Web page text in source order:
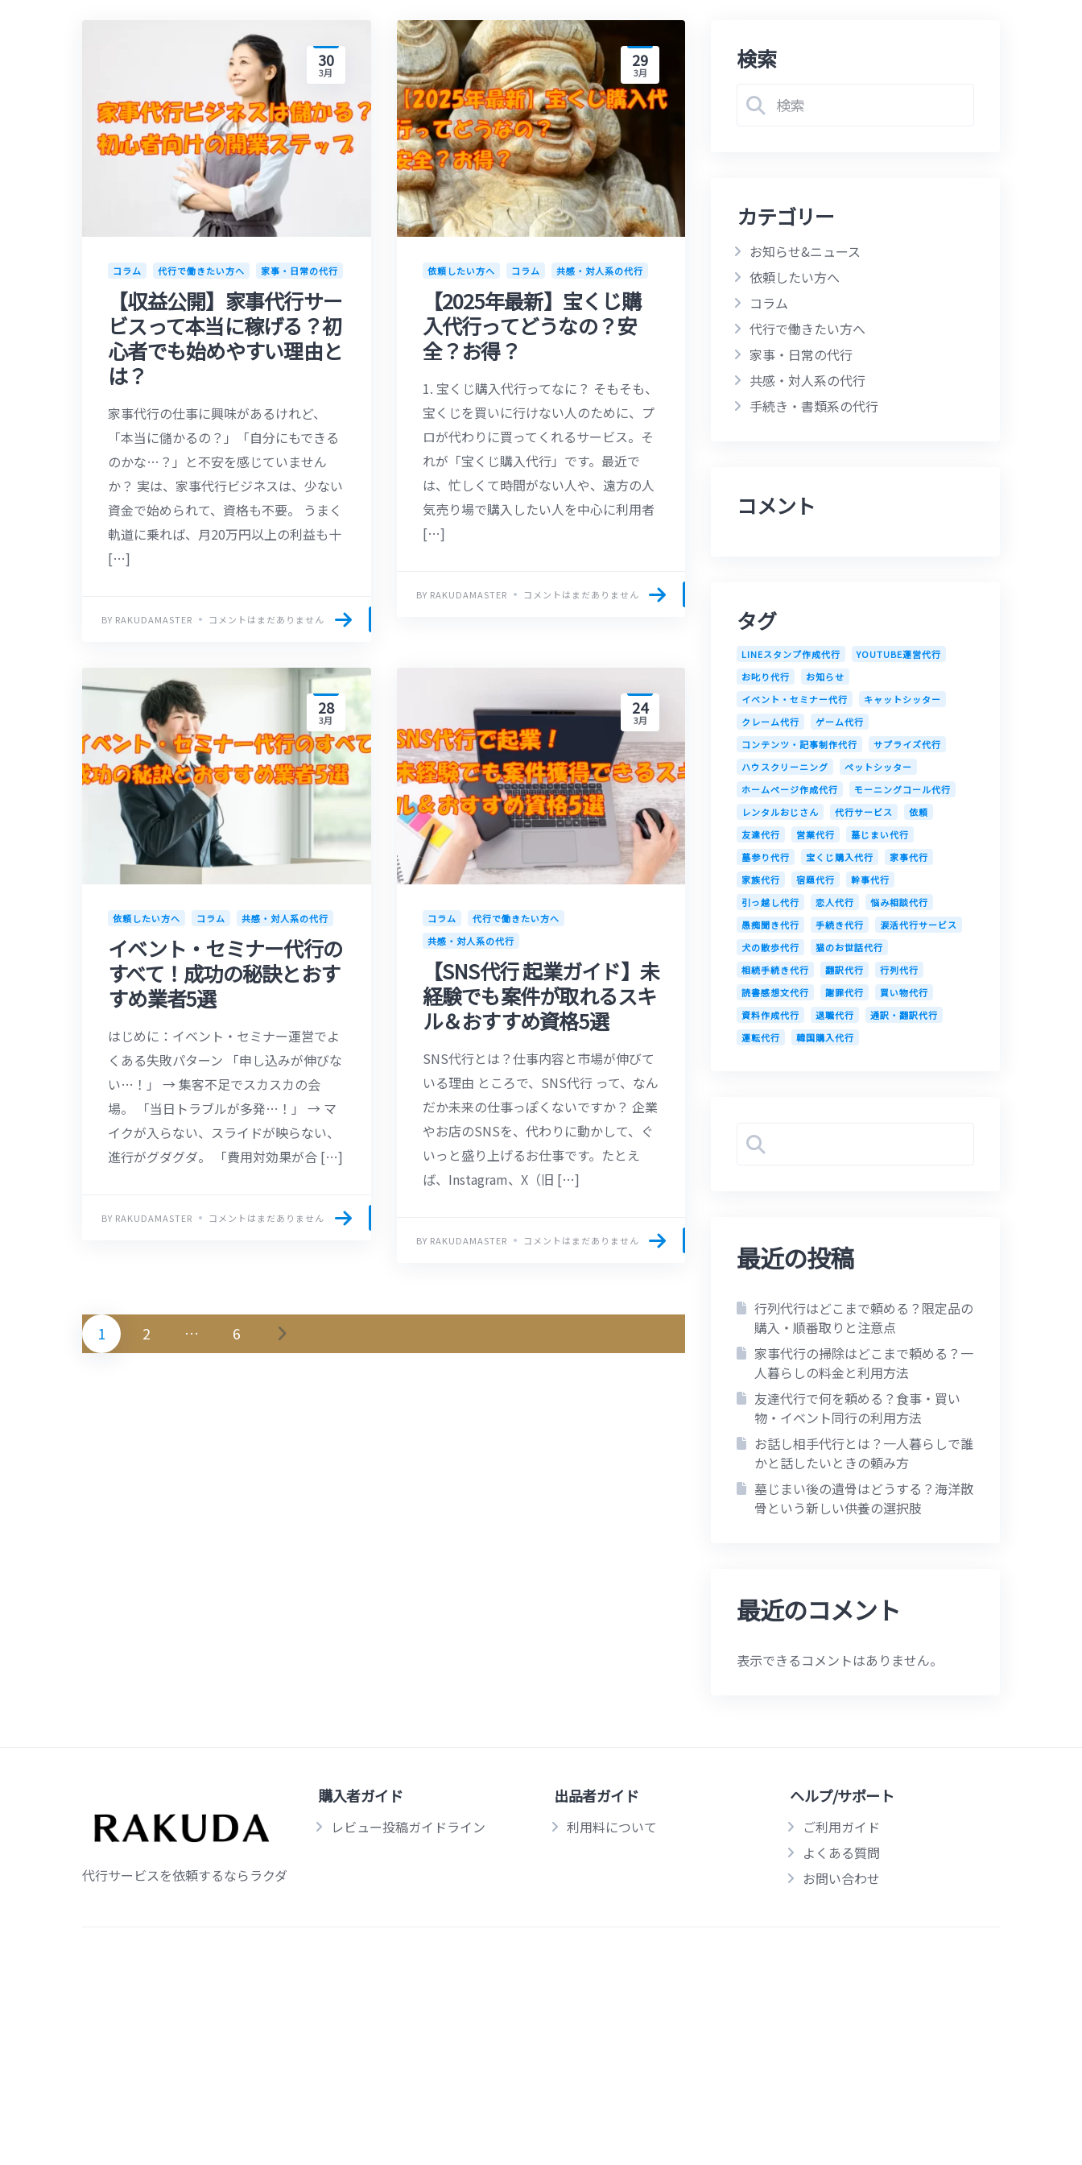
30
3月
コラム 代行で働きたい方へ 家事・日常の代行
【収益公開】家事代行サー
ビスって本当に稼げる？初
心者でも始めやすい理由と
は？
家事代行の仕事に興味があるけれど、
「本当に儲かるの？」「自分にもできる
のかな…？」と不安を感じていません
か？ 実は、家事代行ビジネスは、少ない
資金で始められて、資格も不要。 うまく
軌道に乗れば、月20万円以上の利益も十
[…]
BY RAKUDAMASTER コメントはまだありません
29
3月
依頼したい方へ コラム 共感・対人系の代行
【2025年最新】宝くじ購
入代行ってどうなの？安
全？お得？
1. 宝くじ購入代行ってなに？ そもそも、
宝くじを買いに行けない人のために、プ
ロが代わりに買ってくれるサービス。そ
れが「宝くじ購入代行」です。最近で
は、忙しくて時間がない人や、遠方の人
気売り場で購入したい人を中心に利用者
[…]
BY RAKUDAMASTER コメントはまだありません
28
3月
依頼したい方へ コラム 共感・対人系の代行
イベント・セミナー代行の
すべて！成功の秘訣とおす
すめ業者5選
はじめに：イベント・セミナー運営でよ
くある失敗パターン 「申し込みが伸びな
い…！」 → 集客不足でスカスカの会
場。 「当日トラブルが多発…！」 → マ
イクが入らない、スライドが映らない、
進行がグダグダ。 「費用対効果が合 […]
BY RAKUDAMASTER コメントはまだありません
24
3月
コラム
代行で働きたい方へ
共感・対人系の代行
【SNS代行 起業ガイド】未
経験でも案件が取れるスキ
ル＆おすすめ資格5選
SNS代行とは？仕事内容と市場が伸びて
いる理由 ところで、SNS代行 って、なん
だか未来の仕事っぽくないですか？ 企業
やお店のSNSを、代わりに動かして、ぐ
いっと盛り上げるお仕事です。たとえ
ば、Instagram、X（旧 […]
BY RAKUDAMASTER コメントはまだありません
投
1 2 … 6
検索
カテゴリー
お知らせ&ニュース
依頼したい方へ
コラム
代行で働きたい方へ
家事・日常の代行
共感・対人系の代行
手続き・書類系の代行
コメント
タグ
LINEスタンプ作成代行
YOUTUBE運営代行
お叱り代行
お知らせ
イベント・セミナー代行
キャットシッター
クレーム代行
ゲーム代行
コンテンツ・記事制作代行
サプライズ代行
ハウスクリーニング
ペットシッター
ホームページ作成代行
モーニングコール代行
レンタルおじさん
代行サービス
依頼
友達代行
営業代行
墓じまい代行
墓参り代行
宝くじ購入代行
家事代行
家族代行
宿題代行
幹事代行
引っ越し代行
恋人代行
悩み相談代行
愚痴聞き代行
手続き代行
涙活代行サービス
犬の散歩代行
猫のお世話代行
相続手続き代行
翻訳代行
行列代行
読書感想文代行
謝罪代行
買い物代行
資料作成代行
退職代行
通訳・翻訳代行
運転代行
韓国購入代行
最近の投稿
行列代行はどこまで頼める？限定品の
購入・順番取りと注意点
家事代行の掃除はどこまで頼める？一
人暮らしの料金と利用方法
友達代行で何を頼める？食事・買い
物・イベント同行の利用方法
お話し相手代行とは？一人暮らしで誰
かと話したいときの頼み方
墓じまい後の遺骨はどうする？海洋散
骨という新しい供養の選択肢
最近のコメント
表示できるコメントはありません。
代行サービスを依頼するならラクダ
購入者ガイド
レビュー投稿ガイドライン
出品者ガイド
利用料について
ヘルプ/サポート
ご利用ガイド
よくある質問
お問い合わせ